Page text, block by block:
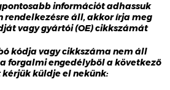
információt adhassuk
rendelkezésre áll, akkor írja meg
vagy gyártói (OE) cikkszámát
kódja vagy cikkszáma nem áll
forgalmi engedélyből a következő
küldje el nekünk: